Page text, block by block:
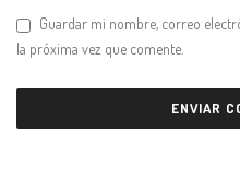
Guardar mi nombre, correo
la próxima vez que comente.